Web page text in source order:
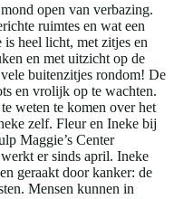
open van verbazing.
ruimtes en wat een
heel licht, met zitjes en
en met uitzicht op de
buitenzitjes rondom! De
en vrolijk op te wachten.
weten te komen over het
zelf. Fleur en Ineke bij
Maggie’s Center
er sinds april. Ineke
geraakt door kanker: de
Mensen kunnen in